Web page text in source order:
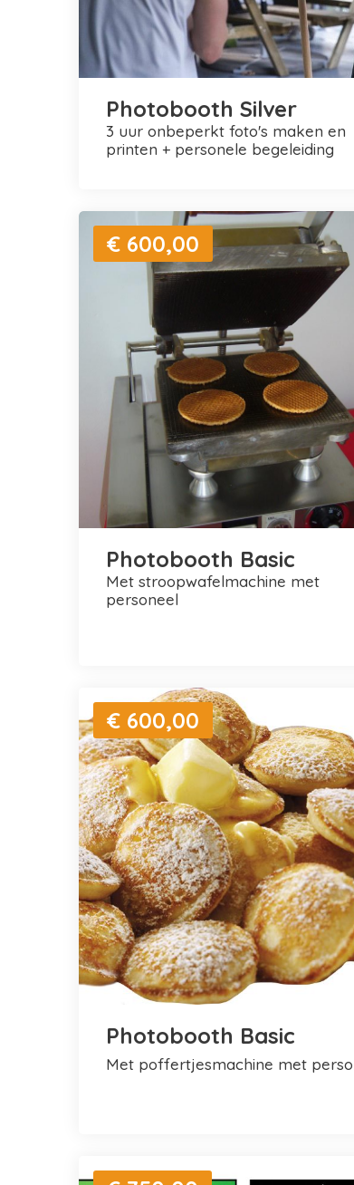
Photobooth Silver
3 uur onbeperkt foto's maken en
printen + personele begeleiding
€ 600,00
Photobooth Basic
met stroopwafelmachine met
personeel
€ 600,00
Photobooth Basic
met poffertjesmachine met